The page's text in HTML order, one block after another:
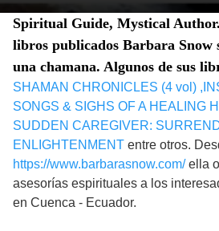
Spiritual Guide, Mystical
libros publicados Barbara Snow
una chamana. Algunos de sus
SHAMAN CHRONICLES (4 vol) ,
SONGS & SIGHS OF A HEALING
SUDDEN CAREGIVER:
ENLIGHTENMENT entre otros.
https://www.barbarasnow.com/ella
asesorías espirituales a los
en Cuenca - Ecuador.